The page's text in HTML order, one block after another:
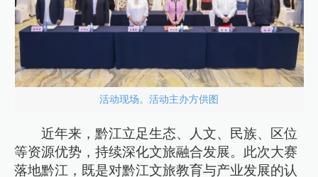
活动现场。活动主办方供图
近年来，黔江立足生态、人文、民族、区位
等资源优势，持续深化文旅融合发展。此次大赛
落地黔江，既是对黔江文旅教育与产业发展的认